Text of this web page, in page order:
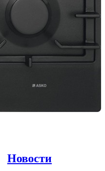
Новости